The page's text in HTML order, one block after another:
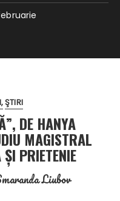
ŞTIRI
DE HANYA
MAGISTRAL
PRIETENIE
Liubov